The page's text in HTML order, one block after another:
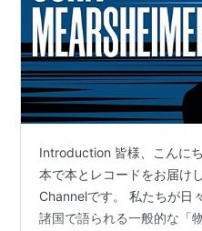
Introduction 皆様、こんに
本で本とレコードをお届け
Channelです。 私たちが日
諸国で語られる一般的な「